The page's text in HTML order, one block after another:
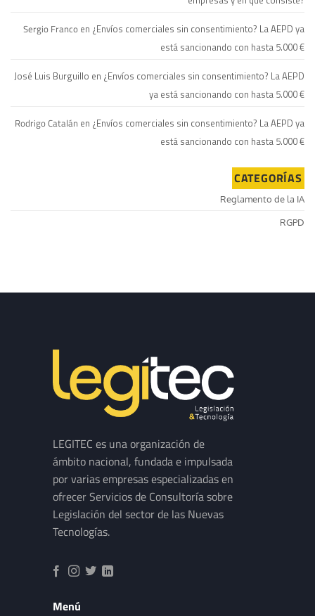
Sergio Franco en ¿Envíos comerciales sin consentimiento? La AEPD ya
está sancionando con hasta 5.000 €
José Luis Burguillo en ¿Envíos comerciales sin consentimiento? La AEPD
ya está sancionando con hasta 5.000 €
Rodrigo Catalán en ¿Envíos comerciales sin consentimiento? La AEPD ya
está sancionando con hasta 5.000 €
CATEGORÍAS
Reglamento de la IA
RGPD
LEGITEC es una organización de
ámbito nacional, fundada e impulsada
por varias empresas especializadas en
ofrecer Servicios de Consultoría sobre
Legislación del sector de las Nuevas
Tecnologías.
Menú